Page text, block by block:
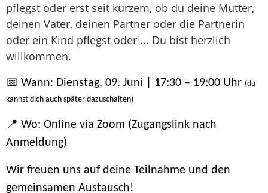
pflegst oder erst seit kurzem, ob du deine Mutter,
deinen Vater, deinen Partner oder die Partnerin
oder ein Kind pflegst oder ... Du bist herzlich
willkommen.
📅 Wann: Dienstag, 09. Juni | 17:30 – 19:00 Uhr (du
kannst dich auch später dazuschalten)
📍 Wo: Online via Zoom (Zugangslink nach
Anmeldung)
Wir freuen uns auf deine Teilnahme und den
gemeinsamen Austausch!